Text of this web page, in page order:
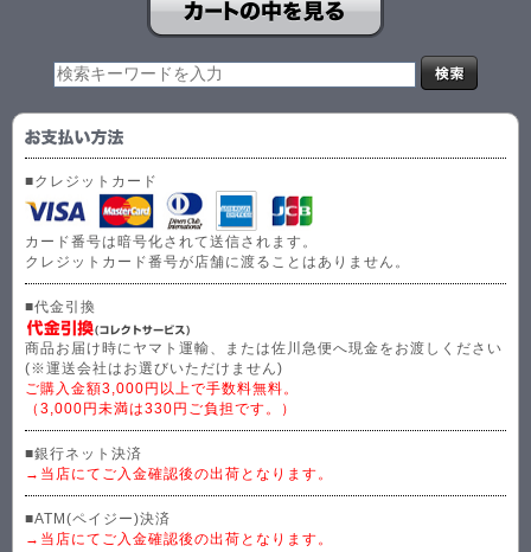
■クレジットカード
カード番号は暗号化されて送信されます。
クレジットカード番号が店舗に渡ることはありません。
■代金引換
商品お届け時にヤマト運輸、または佐川急便へ現金をお渡しください
(※運送会社はお選びいただけません)
ご購入金額3,000円以上で手数料無料。
（3,000円未満は330円ご負担です。）
■銀行ネット決済
→当店にてご入金確認後の出荷となります。
■ATM(ペイジー)決済
→当店にてご入金確認後の出荷となります。